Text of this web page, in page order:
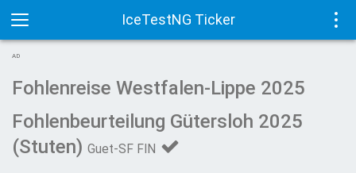
IceTestNG Ticker
Toggle
navigation
AD
Fohlenreise Westfalen-Lippe 2025
Fohlenbeurteilung Gütersloh 2025
(Stuten) Guet-SF FIN